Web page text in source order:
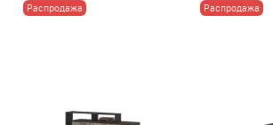
Распродажа Распродажа